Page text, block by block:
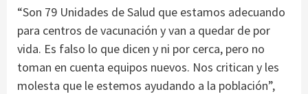
“Son 79 Unidades de Salud que estamos adecuando
para centros de vacunación y van a quedar de por
vida. Es falso lo que dicen y ni por cerca, pero no
toman en cuenta equipos nuevos. Nos critican y les
molesta que le estemos ayudando a la población”,